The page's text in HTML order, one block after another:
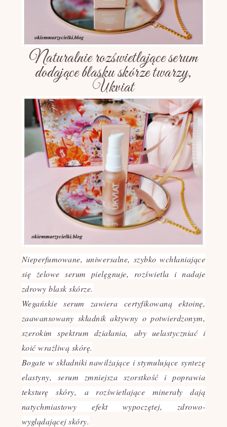
Naturalnie rozświetlające serum
dodające blasku skórze twarzy,
Ukviat
Nieperfumowane, uniwersalne, szybko wchłaniające
się żelowe serum pielęgnuje, rozświetla i nadaje
zdrowy blask skórze.
Wegańskie serum zawiera certyfikowaną ektoinę,
zaawansowany składnik aktywny o potwierdzonym,
szerokim spektrum działania, aby uelastyczniać i
koić wrażliwą skórę.
Bogate w składniki nawilżające i stymulujące syntezę
elastyny, serum zmniejsza szorstkość i poprawia
teksturę skóry, a rozświetlające minerały dają
natychmiastowy efekt wypoczętej, zdrowo-
wyglądającej skóry.